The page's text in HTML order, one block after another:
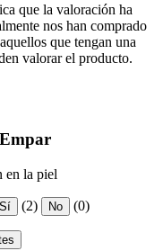
que la valoración ha
nos han comprado
que tengan una
valorar el producto.
en la piel
Sí (2) No (0)